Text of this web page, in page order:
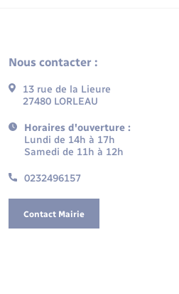
Nous contacter :
13 rue de la Lieure
27480 LORLEAU
Horaires d'ouverture :
Lundi de 14h à 17h
Samedi de 11h à 12h
0232496157
Contact Mairie